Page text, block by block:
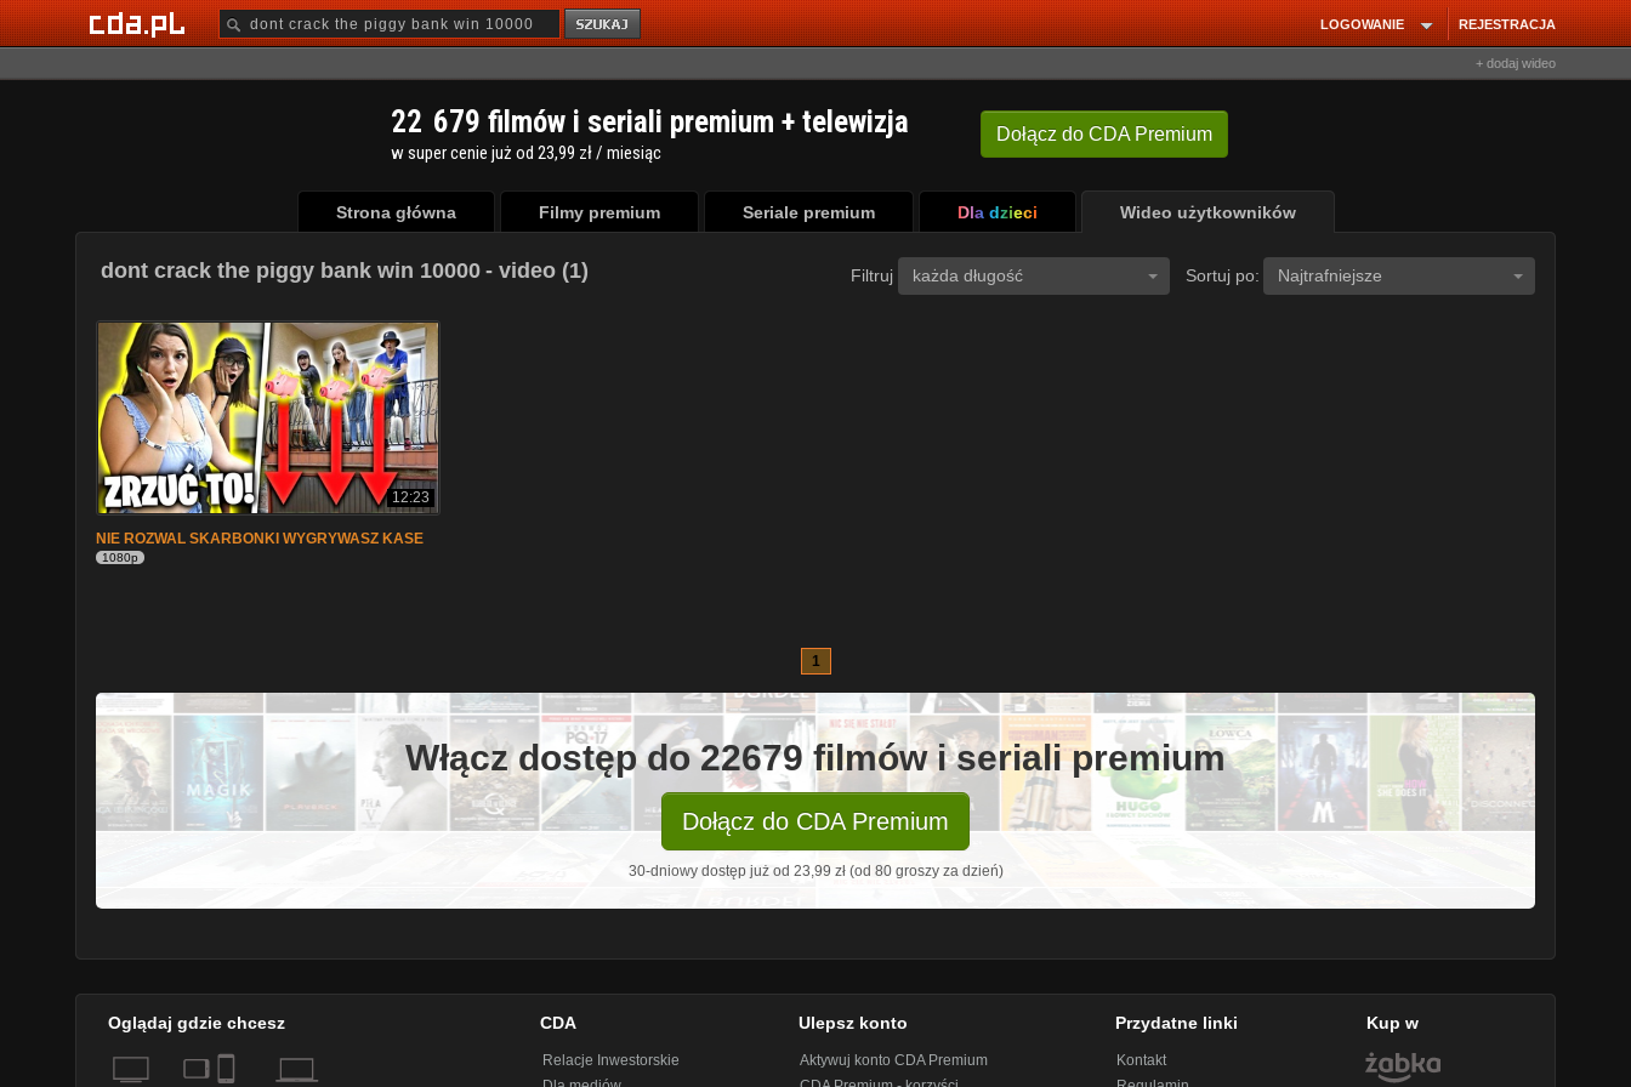
REJESTRACJA
LOGOWANIE
+ dodaj wideo
Dołącz do CDA Premium
22 679 filmów i seriali premium + telewizja
w super cenie już od 23,99 zł / miesiąc
Strona główna Filmy premium Seriale premium Dla dzieci Wideo użytkowników
dont crack the piggy bank win 10000 - video (1) Filtruj każda długość Sortuj po: Najtrafniejsze
12:23
NIE ROZWAL SKARBONKI WYGRYWASZ KASE
1080p
1
Włącz dostęp do 22679 filmów i seriali premium
Dołącz do CDA Premium
30-dniowy dostęp już od 23,99 zł (od 80 groszy za dzień)
Oglądaj gdzie chcesz CDA
Relacje Inwestorskie
Ulepsz konto
Aktywuj konto CDA Premium
Przydatne linki
Kontakt
Kup w